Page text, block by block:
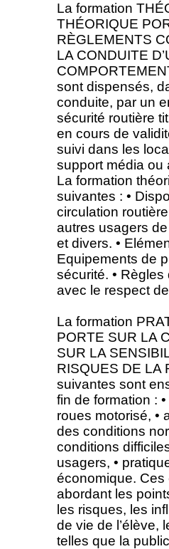
La formation
THÉORIQUE
RÈGLEMENTS
LA CONDUITE
sont dispensés,
conduite, par un
sécurité routière
en cours de
suivi dans les
support média ou
La formation
suivantes : •
circulation
autres usagers
et divers. •
Equipements de
sécurité. •
avec le respect
La formation
PORTE SUR LA
SUR LA
RISQUES DE LA
suivantes sont
fin de formation :
roues motorisé, •
des conditions
conditions
usagers, •
économique.
abordant les
les risques, les
de vie de l’élève,
telles que la